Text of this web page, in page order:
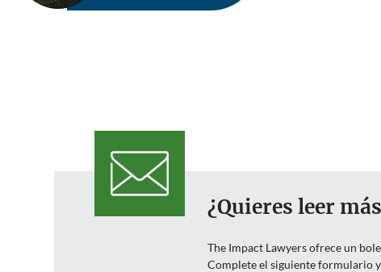
¿Quieres leer
The Impact Lawyers ofrece un
Complete el siguiente formulario